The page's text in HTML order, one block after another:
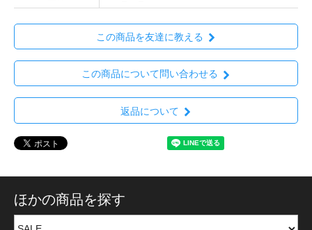
この商品を友達に教える
この商品について問い合わせる
返品について
ほかの商品を探す